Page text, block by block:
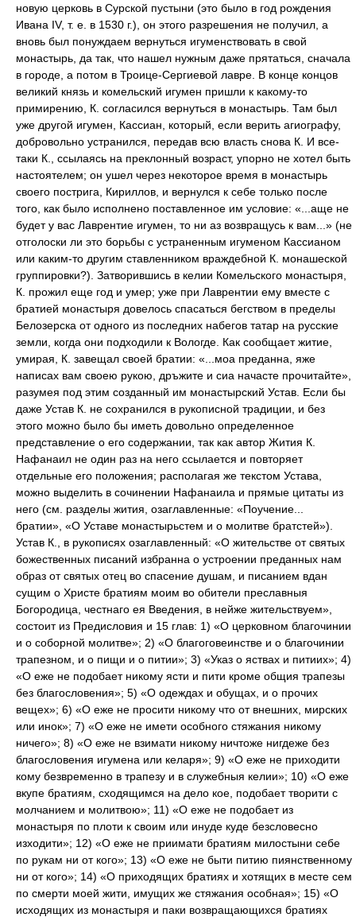
новую церковь в Сурской пустыни (это было в год рождения
Ивана IV, т. е. в 1530 г.), он этого разрешения не получил, а
вновь был понуждаем вернуться игуменствовать в свой
монастырь, да так, что нашел нужным даже прятаться, сначала
в городе, а потом в Троице-Сергиевой лавре. В конце концов
великий князь и комельский игумен пришли к какому-то
примирению, К. согласился вернуться в монастырь. Там был
уже другой игумен, Кассиан, который, если верить агиографу,
добровольно устранился, передав всю власть снова К. И все-
таки К., ссылаясь на преклонный возраст, упорно не хотел быть
настоятелем; он ушел через некоторое время в монастырь
своего пострига, Кириллов, и вернулся к себе только после
того, как было исполнено поставленное им условие: «...аще не
будет у вас Лаврентие игумен, то ни аз возвращусь к вам...» (не
отголоски ли это борьбы с устраненным игуменом Кассианом
или каким-то другим ставленником враждебной К. монашеской
группировки?). Затворившись в келии Комельского монастыря,
К. прожил еще год и умер; уже при Лаврентии ему вместе с
братией монастыря довелось спасаться бегством в пределы
Белозерска от одного из последних набегов татар на русские
земли, когда они подходили к Вологде. Как сообщает житие,
умирая, К. завещал своей братии: «...моа преданна, яже
написах вам своею рукою, дръжите и сиа начасте прочитайте»,
разумея под этим созданный им монастырский Устав. Если бы
даже Устав К. не сохранился в рукописной традиции, и без
этого можно было бы иметь довольно определенное
представление о его содержании, так как автор Жития К.
Нафанаил не один раз на него ссылается и повторяет
отдельные его положения; располагая же текстом Устава,
можно выделить в сочинении Нафанаила и прямые цитаты из
него (см. разделы жития, озаглавленные: «Поучение...
братии», «О Уставе монастырьстем и о молитве братстей»).
Устав К., в рукописях озаглавленный: «О жительстве от святых
божественных писаний избранна о устроении преданных нам
образ от святых отец во спасение душам, и писанием вдан
сущим о Христе братиям моим во обители преславныя
Богородица, честнаго ея Введения, в нейже жительствуем»,
состоит из Предисловия и 15 глав: 1) «О церковном благочинии
и о соборной молитве»; 2) «О благоговеинстве и о благочинии
трапезном, и о пищи и о питии»; 3) «Указ о яствах и питиих»; 4)
«О еже не подобает никому ясти и пити кроме общия трапезы
без благословения»; 5) «О одеждах и обущах, и о прочих
вещех»; 6) «О еже не просити никому что от внешних, мирских
или инок»; 7) «О еже не имети особного стяжания никому
ничего»; 8) «О еже не взимати никому ничтоже нигдеже без
благословения игумена или келаря»; 9) «О еже не приходити
кому безвременно в трапезу и в служебныя келии»; 10) «О еже
вкупе братиям, сходящимся на дело кое, подобает творити с
молчанием и молитвою»; 11) «О еже не подобает из
монастыря по плоти к своим или инуде куде безсловесно
изходити»; 12) «О еже не приимати братиям милостыни себе
по рукам ни от кого»; 13) «О еже не быти питию пиянственному
ни от кого»; 14) «О приходящих братиях и хотящих в месте сем
по смерти моей жити, имущих же стяжания особная»; 15) «О
исходящих из монастыря и паки возвращающихся братиях